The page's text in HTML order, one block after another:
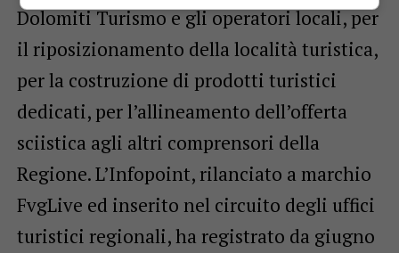
Dolomiti Turismo e gli operatori locali, per
il riposizionamento della località turistica,
per la costruzione di prodotti turistici
dedicati, per l’allineamento dell’offerta
sciistica agli altri comprensori della
Regione. L’Infopoint, rilanciato a marchio
FvgLive ed inserito nel circuito degli uffici
turistici regionali, ha registrato da giugno